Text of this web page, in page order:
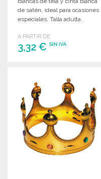
de satén, ideal para ocasiones
especiales. Talla adulta.
A PARTIR DE
3,32 € SIN IVA
Solicitar un presupuesto